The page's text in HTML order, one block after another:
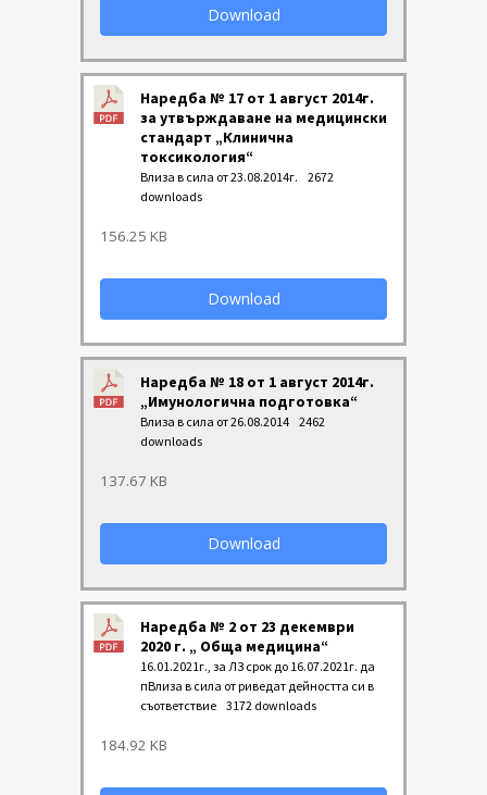
Download
Наредба № 17 от 1 август 2014г.
за утвърждаване на медицински
стандарт „Клинична
токсикология“
Влиза в сила от 23.08.2014г.
2672
downloads
156.25 KB
Download
Наредба № 18 от 1 август 2014г.
„Имунологична подготовка“
Влиза в сила от 26.08.2014 2462
downloads
137.67 KB
Download
Наредба № 2 от 23 декември
2020 г. „ Обща медицина“
16.01.2021г., за ЛЗ срок до 16.07.2021г. да
пВлиза в сила от риведат дейността си в
съответствие 3172 downloads
184.92 KB